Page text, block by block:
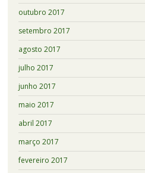
outubro 2017
setembro 2017
agosto 2017
julho 2017
junho 2017
maio 2017
abril 2017
março 2017
fevereiro 2017